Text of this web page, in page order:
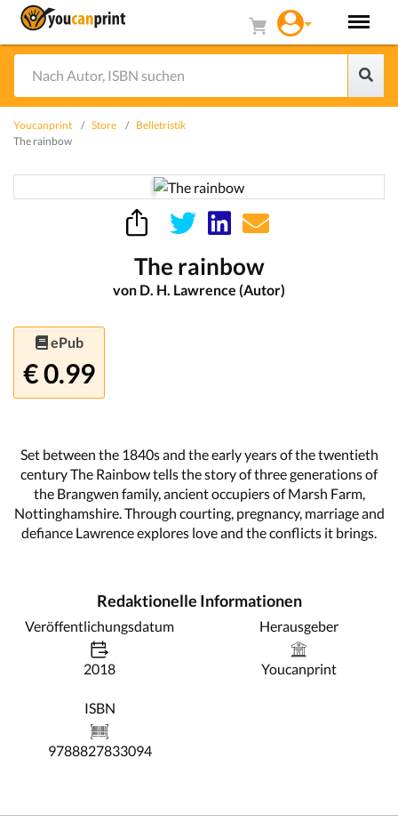
Youcanprint Store
Belletristik
The rainbow
The rainbow
von D. H. Lawrence (Autor)
ePub
€ 0.99
Set between the 1840s and the early years of the twentieth
century The Rainbow tells the story of three generations of
the Brangwen family, ancient occupiers of Marsh Farm,
Nottinghamshire. Through courting, pregnancy, marriage and
defiance Lawrence explores love and the conflicts it brings.
Redaktionelle Informationen
Veröffentlichungsdatum
2018
Herausgeber
Youcanprint
ISBN
9788827833094